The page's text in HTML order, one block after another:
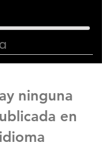
ninguna
en